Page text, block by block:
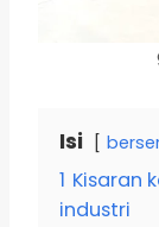
Isi
1 Kisaran
industri